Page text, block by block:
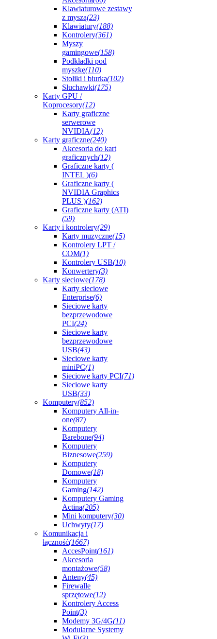
Klawiaturowe zestawy
z myszą(23)
Klawiatury(188)
Kontrolery(361)
Myszy
gamingowe(158)
Podkładki pod
myszkę(110)
Stoliki i biurka(102)
Słuchawki(175)
Karty GPU /
Koprocesory(12)
Karty graficzne
serwerowe
NVIDIA(12)
Karty graficzne(240)
Akcesoria do kart
graficznych(12)
Graficzne karty (
INTEL )(6)
Graficzne karty (
NVIDIA Graphics
PLUS )(162)
Graficzne karty (ATI)
(59)
Karty i kontrolery(29)
Karty muzyczne(15)
Kontrolery LPT /
COM(1)
Kontrolery USB(10)
Konwertery(3)
Karty sieciowe(178)
Karty sieciowe
Enterprise(6)
Sieciowe karty
bezprzewodowe
PCI(24)
Sieciowe karty
bezprzewodowe
USB(43)
Sieciowe karty
miniPC(1)
Sieciowe karty PCI(71)
Sieciowe karty
USB(33)
Komputery(852)
Komputery All-in-
one(87)
Komputery
Barebone(94)
Komputery
Biznesowe(259)
Komputery
Domowe(18)
Komputery
Gaming(142)
Komputery Gaming
Actina(205)
Mini komputery(30)
Uchwyty(17)
Komunikacja i
łączność(1667)
AccesPoint(161)
Akcesoria
montażowe(58)
Anteny(45)
Firewalle
sprzętowe(12)
Kontrolery Access
Point(3)
Modemy 3G/4G(11)
Modularne Systemy